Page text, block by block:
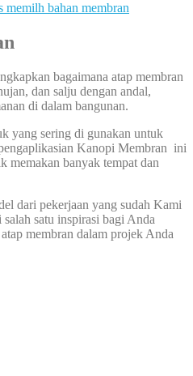
memilh bahan membran
bagaimana atap membran
dan salju dengan andal,
di dalam bangunan.
yang sering di gunakan untuk
Kanopi Membran ini
memakan banyak tempat dan
dari pekerjaan yang sudah Kami
satu inspirasi bagi Anda
membran dalam projek Anda